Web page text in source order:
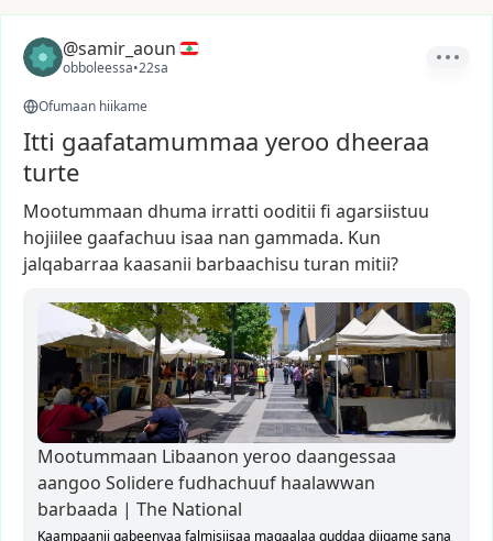
@samir_aoun
obboleessa•22sa
Ofumaan hiikame
Itti gaafatamummaa yeroo dheeraa
turte
Mootummaan dhuma irratti ooditii fi agarsiistuu
hojiilee gaafachuu isaa nan gammada. Kun
jalqabarraa kaasanii barbaachisu turan mitii?
Mootummaan Libaanon yeroo daangessaa
aangoo Solidere fudhachuuf haalawwan
barbaada | The National
Kaampaanii qabeenyaa falmisiisaa magaalaa guddaa diigame sana